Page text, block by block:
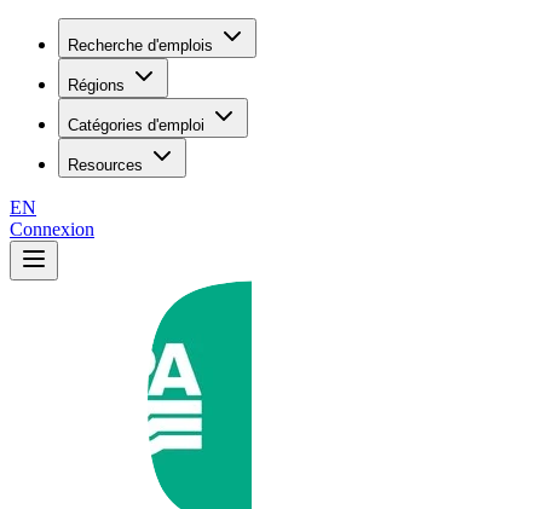
Recherche d'emplois
Régions
Catégories d'emploi
Resources
EN
Connexion